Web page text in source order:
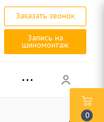
Заказать звонок
Запись на
шиномонтаж
0